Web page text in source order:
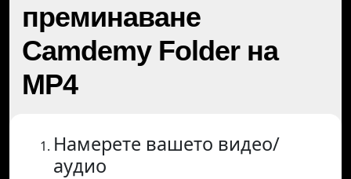
преминаване
Camdemy Folder на
MP4
Намерете вашето видео/
аудио